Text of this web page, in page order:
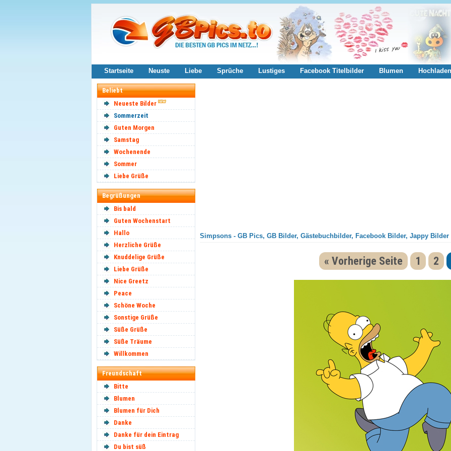
Startseite Neuste Liebe Sprüche Lustiges Facebook Titelbilder Blumen Hochladen
Beliebt
Neueste Bilder
Sommerzeit
Guten Morgen
Samstag
Wochenende
Sommer
Liebe Grüße
Begrüßungen
Bis bald
Guten Wochenstart
Hallo
Herzliche Grüße
Knuddelige Grüße
Liebe Grüße
Nice Greetz
Peace
Schöne Woche
Sonstige Grüße
Süße Grüße
Süße Träume
Willkommen
Freundschaft
Bitte
Blumen
Blumen für Dich
Danke
Danke für dein Eintrag
Du bist süß
Simpsons - GB Pics, GB Bilder, Gästebuchbilder, Facebook Bilder, Jappy Bilder
« Vorherige Seite 1 2